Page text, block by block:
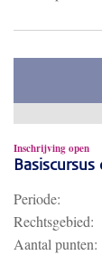
Inschrijving open
Basiscursus
Periode:
Rechtsgebied:
Aantal punten: